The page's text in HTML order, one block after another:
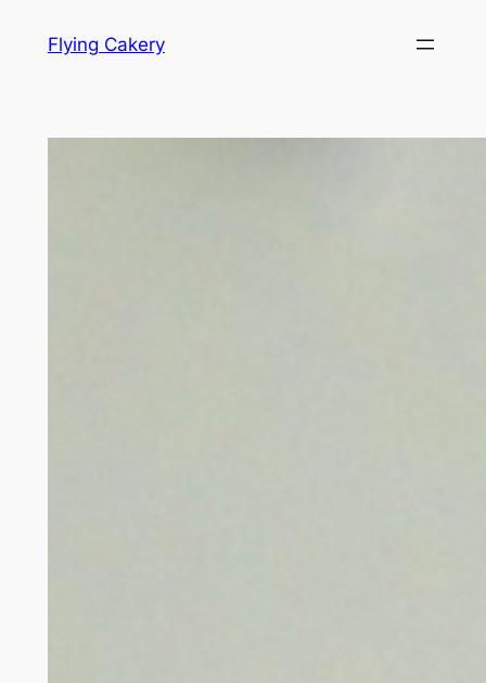
Flying Cakery